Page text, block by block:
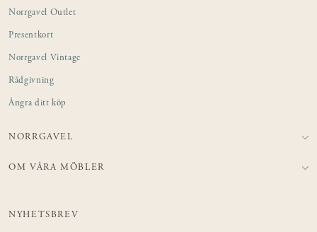
Norrgavel Outlet
Presentkort
Norrgavel Vintage
Rådgivning
Ångra ditt köp
NORRGAVEL
OM VÅRA MÖBLER
NYHETSBREV